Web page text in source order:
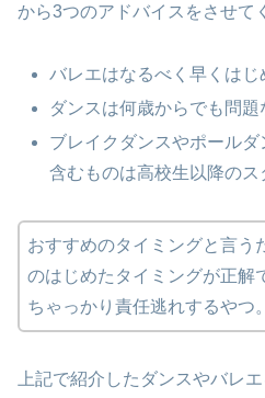
から3つのアドバイスをさせて
バレエはなるべく早くはじ
ダンスは何歳からでも問題
ブレイクダンスやポール
含むものは高校生以降のス
おすすめのタイミングと言う
のはじめたタイミングが正解
ちゃっかり責任逃れするやつ
上記で紹介したダンスやバレ